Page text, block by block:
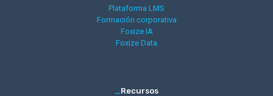
Plataforma LMS
Formación corporativa
Foxize IA
Foxize Data
_Recursos